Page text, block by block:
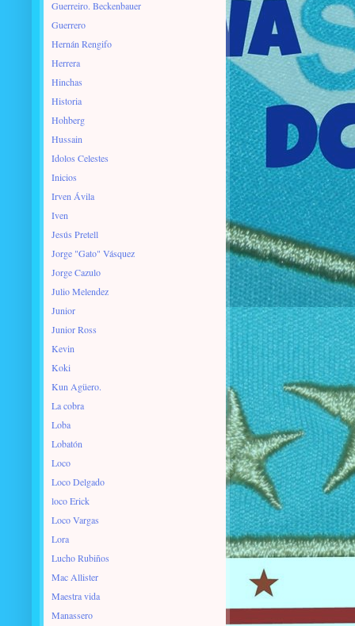
Guerreiro. Beckenbauer
Guerrero
Hernán Rengifo
Herrera
Hinchas
Historia
Hohberg
Hussain
Idolos Celestes
Inicios
Irven Ávila
Iven
Jesús Pretell
Jorge "Gato" Vásquez
Jorge Cazulo
Julio Melendez
Junior
Junior Ross
Kevin
Koki
Kun Agüero.
La cobra
Loba
Lobatón
Loco
Loco Delgado
loco Erick
Loco Vargas
Lora
Lucho Rubiños
Mac Allister
Maestra vida
Manassero